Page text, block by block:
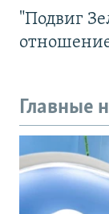
"Подвиг
Главные